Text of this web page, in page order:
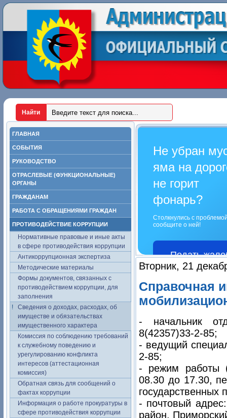
ГЛАВНАЯ
СОБЫТИЯ
РУКОВОДСТВО
ОТРАСЛЕВЫЕ (ФУНКЦИОНАЛЬНЫЕ)
ОРГАНЫ
ГРАЖДАНАМ
РАБОТА С ОБРАЩЕНИЯМИ ГРАЖДАН
ПРОТИВОДЕЙСТВИЕ КОРРУПЦИИ
Нормативные правовые и иные акты
в сфере противодействия коррупции
Антикоррупционная экспертиза
Методические материалы
Формы документов, связанных с
противодействием коррупции, для
заполнения
Сведения о доходах, расходах, об
имуществе и обязательствах
имущественного характера
Комиссия по соблюдению требований
к служебному поведению и
урегулированию конфликта
интересов (аттестационная
комиссия)
Обратная связь для сообщений о
фактах коррупции
Информация о работе прокуратуры в
сфере противодействия коррупции
Не убран
яма на
не горит
фонарь?
Столкнулись с
сообщите о ней!
Подать
Вторник, 21
Справочная
- начальник
8(42357)33-2-85;
- ведущий
2-85;
- режим работы
08.30 до 17.30,
государственных
- почтовый
район,